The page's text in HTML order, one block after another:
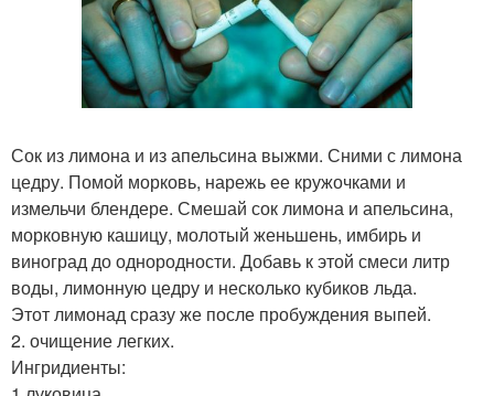
Сок из лимона и из апельсина выжми. Сними с лимона
цедру. Помой морковь, нарежь ее кружочками и
измельчи блендере. Смешай сок лимона и апельсина,
морковную кашицу, молотый женьшень, имбирь и
виноград до однородности. Добавь к этой смеси литр
воды, лимонную цедру и несколько кубиков льда.
Этот лимонад сразу же после пробуждения выпей.
2. очищение легких.
Ингридиенты: